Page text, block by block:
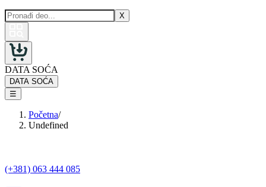
X
DATA SOĆA
DATA SOĆA
☰
Početna/
Undefined
(+381) 063 444 085